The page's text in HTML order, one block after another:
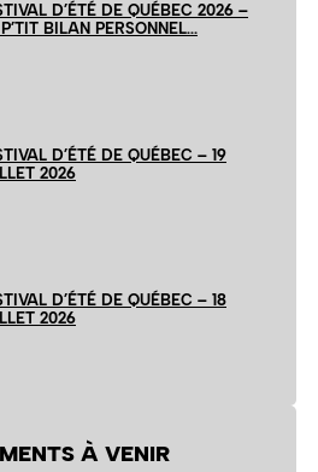
D’ÉTÉ DE QUÉBEC 2026 –
BILAN PERSONNEL…
D’ÉTÉ DE QUÉBEC – 19
2026
D’ÉTÉ DE QUÉBEC – 18
2026
À VENIR